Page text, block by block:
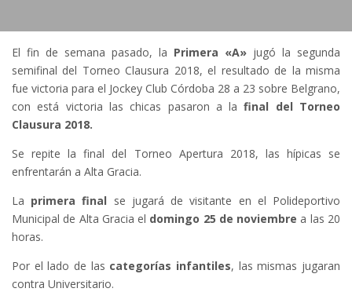
El fin de semana pasado, la Primera «A» jugó la segunda
semifinal del Torneo Clausura 2018, el resultado de la misma
fue victoria para el Jockey Club Córdoba 28 a 23 sobre Belgrano,
con está victoria las chicas pasaron a lafinal del Torneo
Clausura 2018.
Se repite la final del Torneo Apertura 2018, las hípicas se
enfrentarán a Alta Gracia.
La primera final se jugará de visitante en el Polideportivo
Municipal de Alta Gracia el domingo 25 de noviembre a las 20
horas.
Por el lado de las categorías infantiles, las mismas jugaran
contra Universitario.